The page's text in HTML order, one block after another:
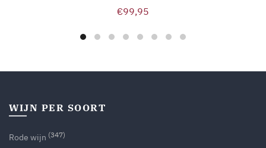
€99,95
WIJN PER SOORT
Rode wijn (347)